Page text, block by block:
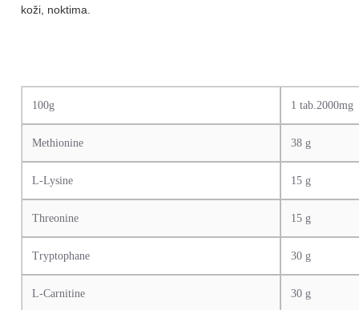
koži, noktima.
100g 1 tab.2000mg
Methionine 38 g
L-Lysine 15 g
Threonine 15 g
Tryptophane 30 g
L-Carnitine 30 g